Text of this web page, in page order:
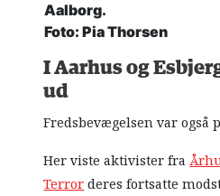
Aalborg.
Foto: Pia Thorsen
I Aarhus og
ud
Fredsbevægelsen var også
Her viste aktivister fra
Terrorderes fortsatte